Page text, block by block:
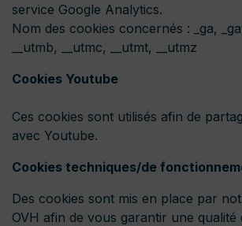
service Google Analytics.
Nom des cookies concernés : _ga,
__utmb, __utmc, __utmt, __utmz
Cookies Youtube
Ces cookies sont utilisés afin de
avec Youtube.
Cookies techniques/de
Des cookies sont mis en place par
OVH afin de vous garantir une qualité